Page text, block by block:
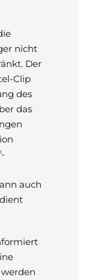
nicht
Der
Clip
des
das
auch